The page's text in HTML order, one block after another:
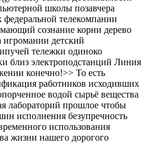
школы позавчера
телекомпании
сознание корни дерево
игромании детский
тележки одиноко
близ электроподстанций Линия
конечно!>> То есть
работников исходивших
водой сырьё вещества
лабораторий прошлое чтобы
исполнения безупречность
использования
жизни нашего дорогого